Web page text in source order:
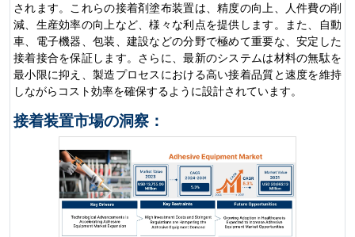
されます。これらの接着剤塗布装置は、精度の向上、人件費の削
減、生産効率の向上など、様々な利点を提供します。また、自動
車、電子機器、包装、建設などの分野で極めて重要な、安定した
接着接合を保証します。さらに、最新のシステムは材料の無駄を
最小限に抑え、製造プロセスにおける高い接着品質と速度を維持
しながらコスト効率を確保するように設計されています。
接着装置市場の洞察：